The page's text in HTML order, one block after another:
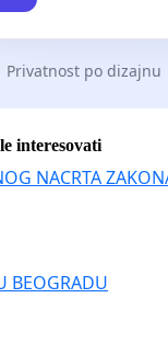
Privatnost po dizajnu
interesovati
NACRTA
BEOGRADU